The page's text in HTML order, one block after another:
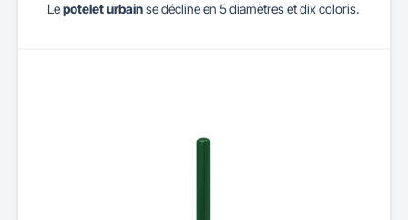
Lepotelet urbainse décline en 5 diamètres et dix coloris.